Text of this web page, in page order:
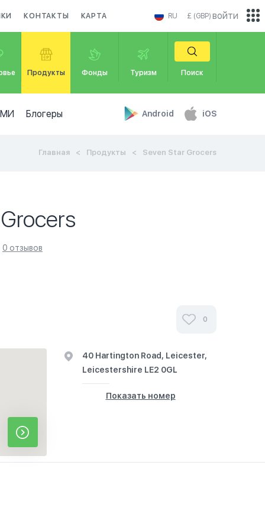
КОНТАКТЫ КАРТА RU £ (GBP)
Продукты Фонды Туризм Поиск
Блогеры Android iOS
войти
Главная Продукты Seven Star Grocers
0 отзывов
0
40 Hartington Road, Leicester,
Leicestershire LE2 0GL
Показать номер